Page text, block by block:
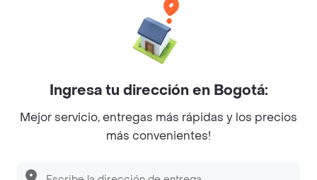
Sobre Rappi
Facebook
Twitter
Instagram
©2026Rappi Inc. All rights reserved.
Ingresa tu dirección en Bogotá:
Mejor servicio, entregas más rápidas y los precios
más convenientes!